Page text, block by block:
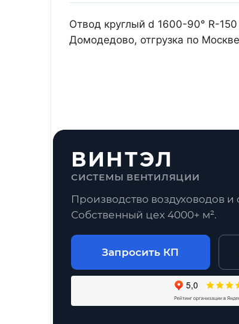
Отвод круглый d 1600-90° R-
Домодедово, отгрузка по
ВИНТЭЛ
СИСТЕМЫ ВЕНТИЛЯЦИИ
Производство воздуховодов
Собственный цех 4000+ м².
Запросить КП